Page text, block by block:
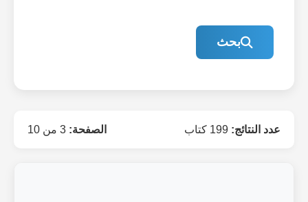
بحث
عدد النتائج: الصفحة: